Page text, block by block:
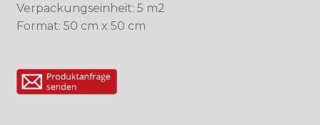
Verpackungseinheit: 5 m2
Format: 50 cm x 50 cm